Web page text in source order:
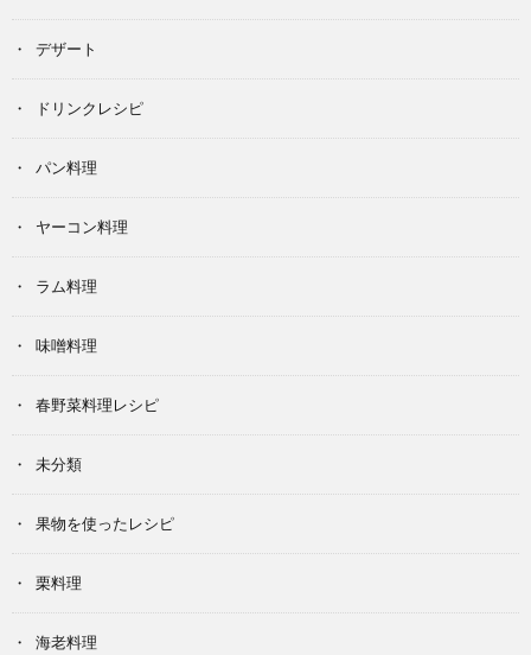
デザート
ドリンクレシピ
パン料理
ヤーコン料理
ラム料理
味噌料理
春野菜料理レシピ
未分類
果物を使ったレシピ
栗料理
海老料理